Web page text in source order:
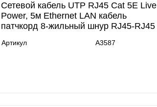
Сетевой кабель UTP RJ45 Cat 5E Live
Power, 5м Ethernet LAN кабель
патчкорд 8-жильный шнур RJ45-RJ45
Артикул A3587